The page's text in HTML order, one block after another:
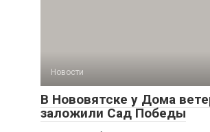
Новости
В Нововятске у Дома
заложили Сад Победы